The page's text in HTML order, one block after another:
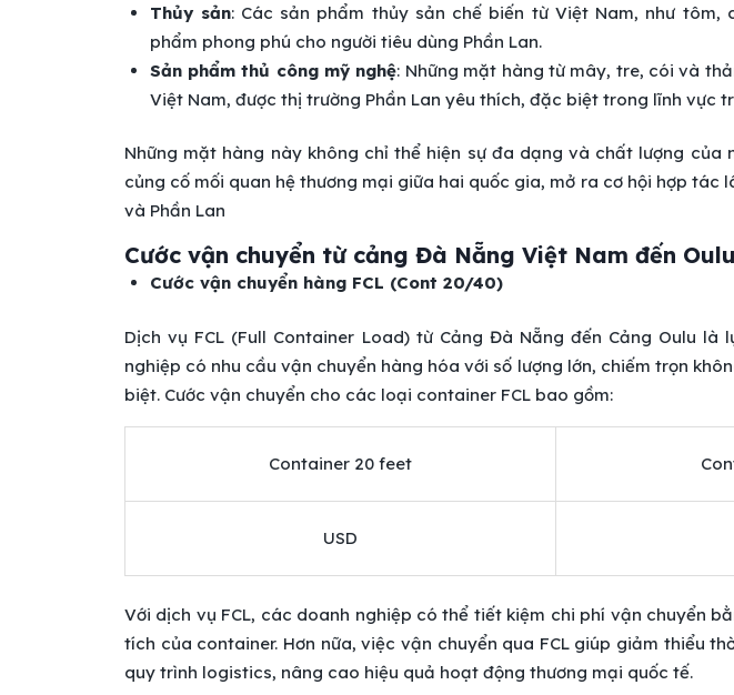
Thủy sản: Các sản phẩm thủy sản chế biến từ Việt Nam, như tôm,
phẩm phong phú cho người tiêu dùng Phần Lan.
Sản phẩm thủ công mỹ nghệ: Những mặt hàng từ mây, tre, cói và
Việt Nam, được thị trường Phần Lan yêu thích, đặc biệt trong lĩnh vực
Những mặt hàng này không chỉ thể hiện sự đa dạng và chất lượng của
củng cố mối quan hệ thương mại giữa hai quốc gia, mở ra cơ hội hợp tác
và Phần Lan
Cước vận chuyển từ cảng Đà Nẵng Việt Nam đến
Cước vận chuyển hàng FCL (Cont 20/40)
Dịch vụ FCL (Full Container Load) từ Cảng Đà Nẵng đến Cảng Oulu
nghiệp có nhu cầu vận chuyển hàng hóa với số lượng lớn, chiếm trọn
biệt. Cước vận chuyển cho các loại container FCL bao gồm:
Container 20 feet
USD
Với dịch vụ FCL, các doanh nghiệp có thể tiết kiệm chi phí vận chuyển
tích của container. Hơn nữa, việc vận chuyển qua FCL giúp giảm thiểu
quy trình logistics, nâng cao hiệu quả hoạt động thương mại quốc tế.